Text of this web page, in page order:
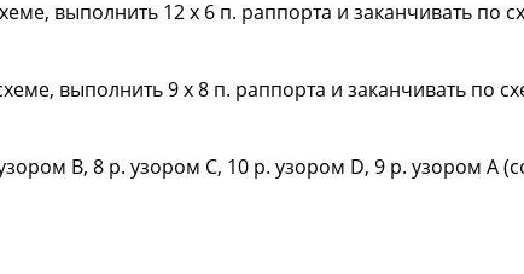
выполнить 12 x 6 п. раппорта и заканчивать по
выполнить 9 х 8 п. раппорта и заканчивать по
В, 8 р. узором С, 10 р. узором D, 9 р. узором А